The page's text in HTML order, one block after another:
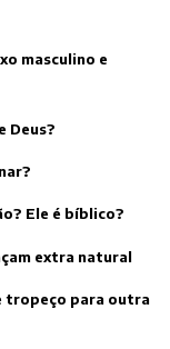
masculino e
Deus?
Ele é bíblico?
extra natural
tropeço para outra